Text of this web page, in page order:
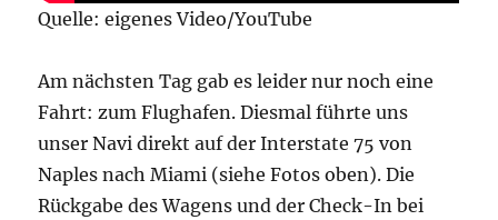
Quelle: eigenes Video/YouTube
Am nächsten Tag gab es leider nur noch eine
Fahrt: zum Flughafen. Diesmal führte uns
unser Navi direkt auf der Interstate 75 von
Naples nach Miami (siehe Fotos oben). Die
Rückgabe des Wagens und der Check-In bei